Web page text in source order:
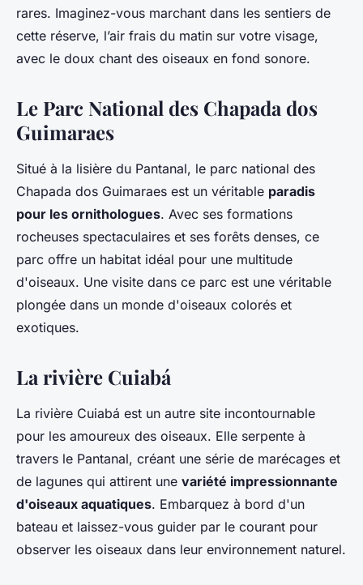
rares. Imaginez-vous marchant dans les sentiers de
cette réserve, l’air frais du matin sur votre visage,
avec le doux chant des oiseaux en fond sonore.
Le Parc National des Chapada dos
Guimaraes
Situé à la lisière du Pantanal, le parc national des
Chapada dos Guimaraes est un véritable paradis
pour les ornithologues. Avec ses formations
rocheuses spectaculaires et ses forêts denses, ce
parc offre un habitat idéal pour une multitude
d'oiseaux. Une visite dans ce parc est une véritable
plongée dans un monde d'oiseaux colorés et
exotiques.
La rivière Cuiabá
La rivière Cuiabá est un autre site incontournable
pour les amoureux des oiseaux. Elle serpente à
travers le Pantanal, créant une série de marécages et
de lagunes qui attirent une variété impressionnante
d'oiseaux aquatiques. Embarquez à bord d'un
bateau et laissez-vous guider par le courant pour
observer les oiseaux dans leur environnement naturel.